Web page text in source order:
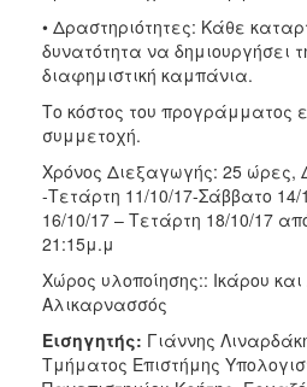
• Δραστηριότητες: Κάθε
δυνατότητα να δημιουργήσει
διαφημιστική καμπάνια.
Το κόστος του προγράμματος
συμμετοχή.
Χρόνος Διεξαγωγής: 25 ώρες,
-Τετάρτη 11/10/17-Σάββατο
16/10/17 – Τετάρτη 18/10/17
21:15μ.μ
Χώρος υλοποίησης:: Ικάρου
Αλικαρνασσός
Εισηγητής: Γιάννης
Τμήματος Επιστήμης